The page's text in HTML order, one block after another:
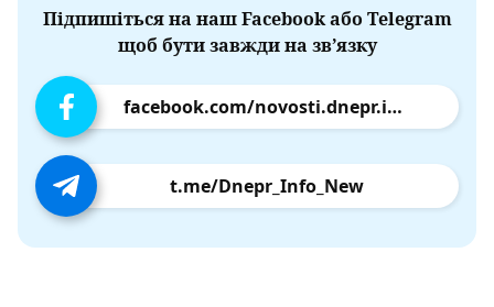
Підпишіться на наш Facebook або Telegram
щоб бути завжди на зв’язку
facebook.com/novosti.dnepr.info
t.me/Dnepr_Info_New